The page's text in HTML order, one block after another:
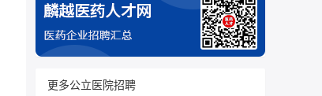
更多公立医院招聘